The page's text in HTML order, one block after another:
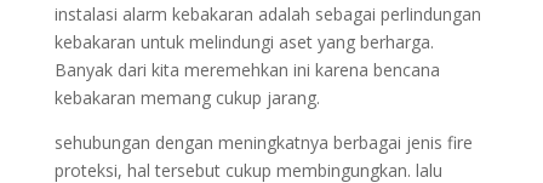
instalasi alarm kebakaran adalah sebagai perlindungan
kebakaran untuk melindungi aset yang berharga.
Banyak dari kita meremehkan ini karena bencana
kebakaran memang cukup jarang.
sehubungan dengan meningkatnya berbagai jenis fire
proteksi, hal tersebut cukup membingungkan. lalu